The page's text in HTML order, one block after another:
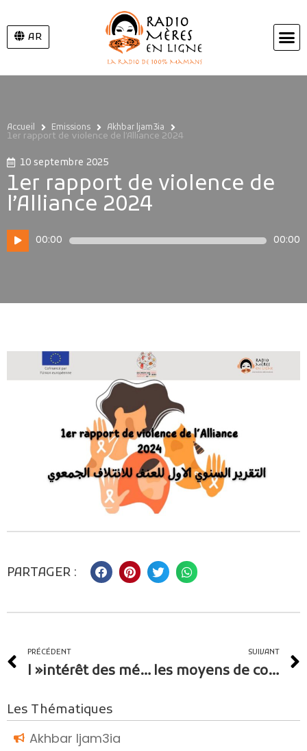
AR
Accueil Emissions Akhbar ljam3ia
1er rapport de violence de l’Alliance 2024
10 septembre 2025
1er rapport de violence de
l’Alliance 2024
Lecteur
audio
00:00 00:00
PARTAGER :
PRÉCÉDENT
l »intérêt des médias à la cause des mères célibataires.. quel rôle?
SUIVANT
les moyens de contraceptions entre droit et protection
Les Thématiques
Akhbar ljam3ia